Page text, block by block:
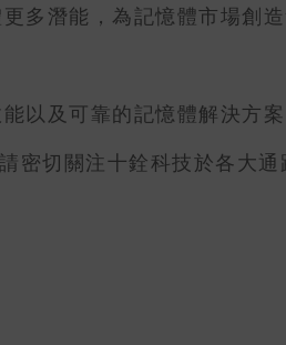
多潛能，為記憶體市場創造
以及可靠的記憶體解決方
密切關注十銓科技於各大通